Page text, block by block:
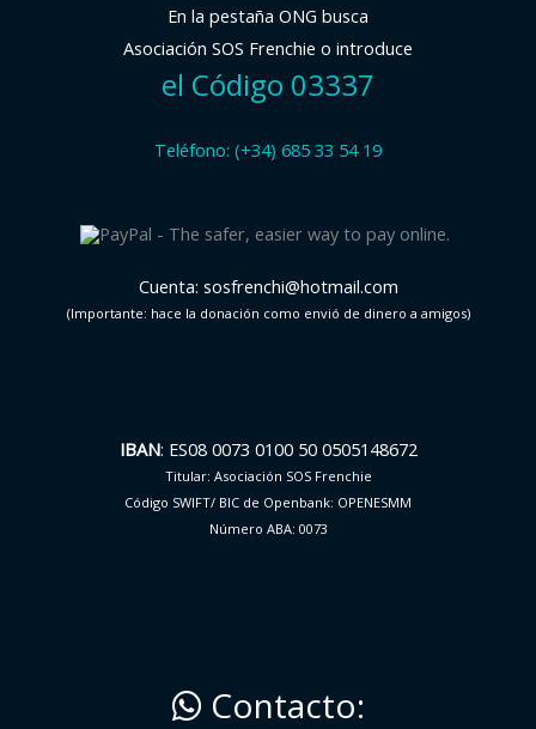
En la pestaña ONG busca
Asociación SOS Frenchie o introduce
el Código 03337
Teléfono: (+34) 685 33 54 19
Cuenta: sosfrenchi@hotmail.com
(Importante: hace la donación como envió de dinero a amigos)
IBAN: ES08 0073 0100 50 0505148672
Titular: Asociación SOS Frenchie
Código SWIFT/ BIC de Openbank: OPENESMM
Número ABA: 0073
Contacto: